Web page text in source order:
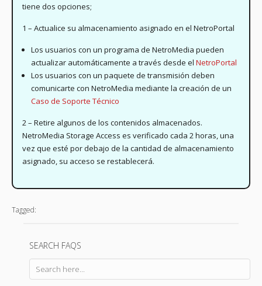
tiene dos opciones;
1 – Actualice su almacenamiento asignado en el NetroPortal
Los usuarios con un programa de NetroMedia pueden
actualizar automáticamente a través desde elNetroPortal
Los usuarios con un paquete de transmisión deben
comunicarte con NetroMedia mediante la creación de un
Caso de Soporte Técnico
2 – Retire algunos de los contenidos almacenados.
NetroMedia Storage Access es verificado cada 2 horas, una
vez que esté por debajo de la cantidad de almacenamiento
asignado, su acceso se restablecerá.
Tagged:
SEARCH FAQS